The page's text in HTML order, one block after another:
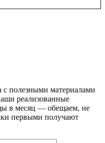
полезными материалами
реализованные
в месяц — обещаем, не
первыми получают